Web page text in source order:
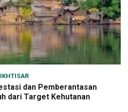
IKHTISAR
dan Pemberantasan
dari Target Kehutanan